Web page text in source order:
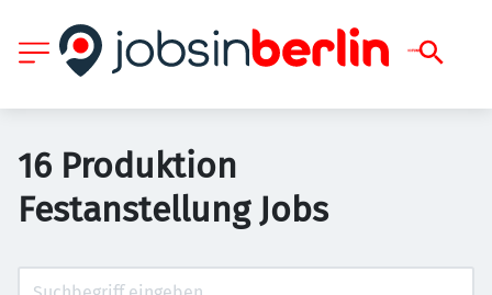
16 Produktion
Festanstellung Jobs